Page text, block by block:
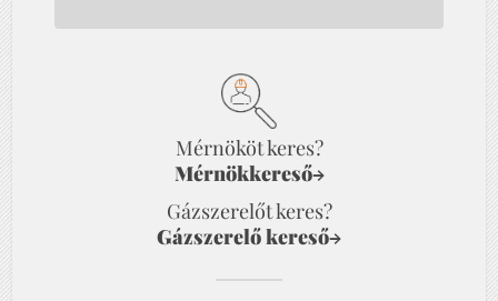
Mérnököt keres?
Mérnökkereső→
Gázszerelőt keres?
Gázszerelő kereső→